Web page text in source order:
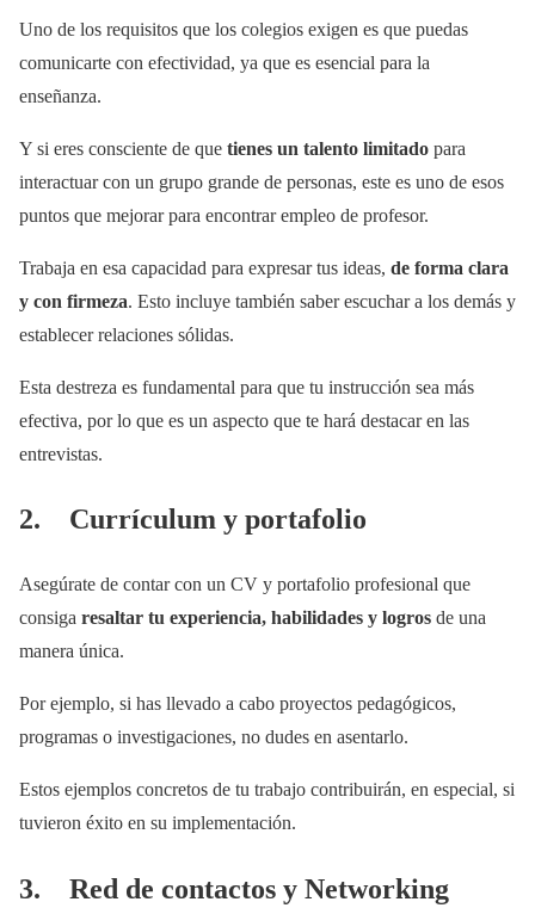
Uno de los requisitos que los colegios exigen es que puedas
comunicarte con efectividad, ya que es esencial para la
enseñanza.
Y si eres consciente de que tienes un talento limitado para
interactuar con un grupo grande de personas, este es uno de esos
puntos que mejorar para encontrar empleo de profesor.
Trabaja en esa capacidad para expresar tus ideas, de forma clara
y con firmeza. Esto incluye también saber escuchar a los demás y
establecer relaciones sólidas.
Esta destreza es fundamental para que tu instrucción sea más
efectiva, por lo que es un aspecto que te hará destacar en las
entrevistas.
2. Currículum y portafolio
Asegúrate de contar con un CV y portafolio profesional que
consiga resaltar tu experiencia, habilidades y logros de una
manera única.
Por ejemplo, si has llevado a cabo proyectos pedagógicos,
programas o investigaciones, no dudes en asentarlo.
Estos ejemplos concretos de tu trabajo contribuirán, en especial, si
tuvieron éxito en su implementación.
3. Red de contactos y Networking